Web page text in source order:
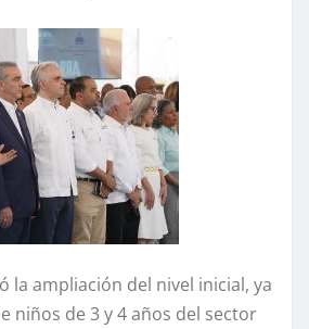
la ampliación del nivel inicial, ya
niños de 3 y 4 años del sector